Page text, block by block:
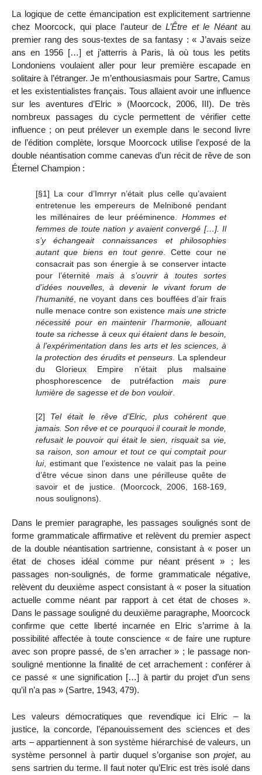
La logique de cette émancipation est explicitement sartrienne
chez Moorcock, qui place l’auteur deL’Être et le Néantau
premier rang des sous-textes de sa fantasy : « J’avais seize
ans en 1956 […] et j’atterris à Paris, là où tous les petits
Londoniens voulaient aller pour leur première escapade en
solitaire à l’étranger. Je m’enthousiasmais pour Sartre, Camus
et les existentialistes français. Tous allaient avoir une influence
sur les aventures d’Elric » (Moorcock, 2006, III). De très
nombreux passages du cycle permettent de vérifier cette
influence ; on peut prélever un exemple dans le second livre
de l’édition complète, lorsque Moorcock utilise l’exposé de la
double néantisation comme canevas d’un récit de rêve de son
Éternel Champion :
[§1] La cour d’Imrryr n’était plus celle qu’avaient
entretenue les empereurs de Melniboné pendant
les millénaires de leur prééminence. Hommes et
femmes de toute nation y avaient convergé […]. Il
s’y échangeait connaissances et philosophies
autant que biens en tout genre. Cette cour ne
consacrait pas son énergie à se conserver intacte
pour l’éternité mais à s’ouvrir à toutes sortes
d’idées nouvelles, à devenir le vivant forum de
l’humanité, ne voyant dans ces bouffées d’air frais
nulle menace contre son existence mais une stricte
nécessité pour en maintenir l’harmonie, allouant
toute sa richesse à ceux qui étaient dans le besoin,
à l’expérimentation dans les arts et les sciences, à
la protection des érudits et penseurs. La splendeur
du Glorieux Empire n’était plus malsaine
phosphorescence de putréfactionmais pure
lumière de sagesse et de bon vouloir.
[2] Tel était le rêve d’Elric, plus cohérent que
jamais. Son rêve et ce pourquoi il courait le monde,
refusait le pouvoir qui était le sien, risquait sa vie,
sa raison, son amour et tout ce qui comptait pour
lui, estimant que l’existence ne valait pas la peine
d’être vécue sinon dans une périlleuse quête de
savoir et de justice. (Moorcock, 2006, 168-169,
nous soulignons).
Dans le premier paragraphe, les passages soulignés sont de
forme grammaticale affirmative et relèvent du premier aspect
de la double néantisation sartrienne, consistant à « poser un
état de choses idéal comme pur néant présent » ; les
passages non-soulignés, de forme grammaticale négative,
relèvent du deuxième aspect consistant à « poser la situation
actuelle comme néant par rapport à cet état de choses ».
Dans le passage souligné du deuxième paragraphe, Moorcock
confirme que cette liberté incarnée en Elric s’arrime à la
possibilité affectée à toute conscience « de faire une rupture
avec son propre passé, de s’en arracher » ; le passage non-
souligné mentionne la finalité de cet arrachement : conférer à
ce passé « une signification […] à partir du projet d’un sens
qu’il n’a pas » (Sartre, 1943, 479).
Les valeurs démocratiques que revendique ici Elric – la
justice, la concorde, l’épanouissement des sciences et des
arts – appartiennent à son système hiérarchisé de valeurs, un
système personnel à partir duquel s’organise son projet, au
sens sartrien du terme. Il faut noter qu’Elric est très isolé dans